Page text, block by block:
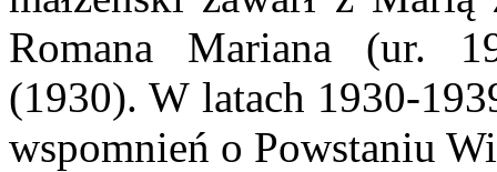
Romana Mariana (ur.
(1930). W latach 1930-
wspomnień o Powstaniu